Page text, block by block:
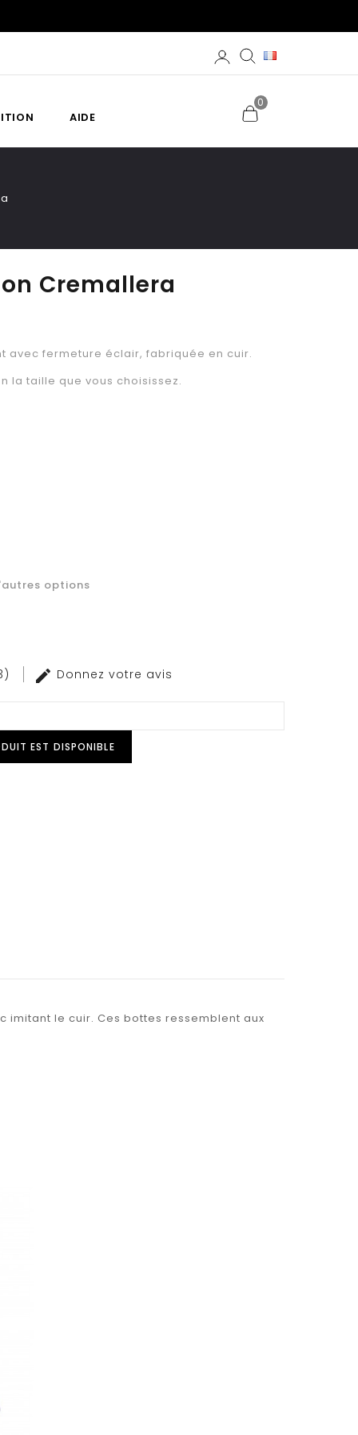
0
AIDE
Cremallera
avec fermeture éclair, fabriquée en cuir.
la taille que vous choisissez.
options
Donnez votre avis
EST DISPONIBLE
le cuir. Ces bottes ressemblent aux